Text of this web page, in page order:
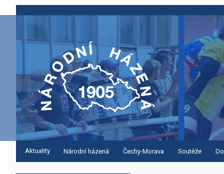
Aktuality Národní házená Čechy-Morava Soutěže